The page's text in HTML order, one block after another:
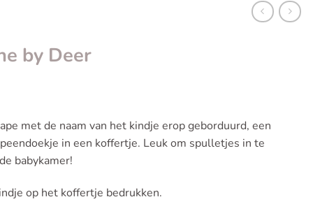
by Deer
met de naam van het kindje erop geborduurd, een
in een koffertje. Leuk om spulletjes in te
babykamer!
op het koffertje bedrukken.